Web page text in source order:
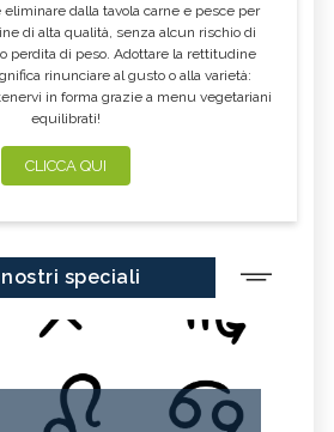
eliminare dalla tavola carne e pesce per
di alta qualità, senza alcun rischio di
perdita di peso. Adottare la rettitudine
rinunciare al gusto o alla varietà:
in forma grazie a menu vegetariani
equilibrati!
CLICCA QUI
nostri speciali